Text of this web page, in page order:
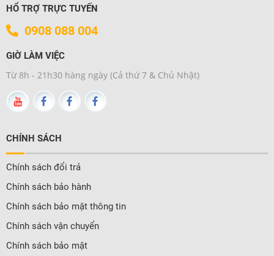
HỔ TRỢ TRỰC TUYẾN
0908 088 004
GIỜ LÀM VIỆC
Từ 8h - 21h30 hàng ngày (Cả thứ 7 & Chủ Nhật)
CHÍNH SÁCH
Chính sách đổi trả
Chính sách bảo hành
Chính sách bảo mật thông tin
Chính sách vận chuyển
Chính sách bảo mật